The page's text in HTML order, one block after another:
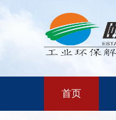
首页